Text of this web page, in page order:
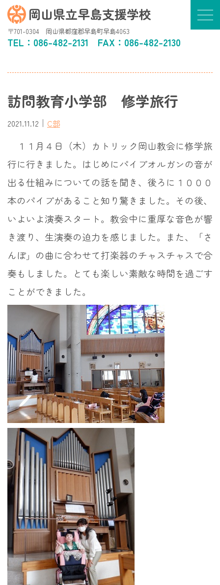
岡山県立早島支援学校
〒701-0304 岡山県都窪郡早島町早島4063
TEL： 086-482-2131 FAX：086-482-2130
訪問教育小学部 修学旅行
2021.11.12 ｜ C部
１１月４日（木）カトリック岡山教会に修学旅
行に行きました。はじめにパイプオルガンの音が
出る仕組みについての話を聞き、後ろに１０００
本のパイプがあること知り驚きました。その後、
いよいよ演奏スタート。教会中に重厚な音色が響
き渡り、生演奏の迫力を感じました。また、「さ
んぽ」の曲に合わせて打楽器のチャスチャスで合
奏もしました。とても楽しい素敵な時間を過ごす
ことができました。